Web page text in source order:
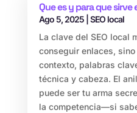
Que es y para que
Ago 5, 2025| SEO local
La clave del SEO local
conseguir enlaces,
contexto, palabras
técnica y cabeza. El
puede ser tu arma
la competencia—si